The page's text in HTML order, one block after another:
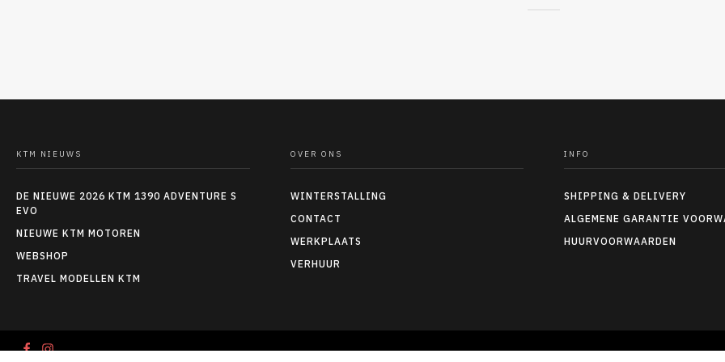
KTM NIEUWS
DE NIEUWE 2026 KTM 1390 ADVENTURE S
EVO
NIEUWE KTM MOTOREN
WEBSHOP
TRAVEL MODELLEN KTM
OVER ONS
WINTERSTALLING
CONTACT
WERKPLAATS
VERHUUR
INFO
SHIPPING & DELIVERY
ALGEMENE GARANTIE
HUURVOORWAARDEN